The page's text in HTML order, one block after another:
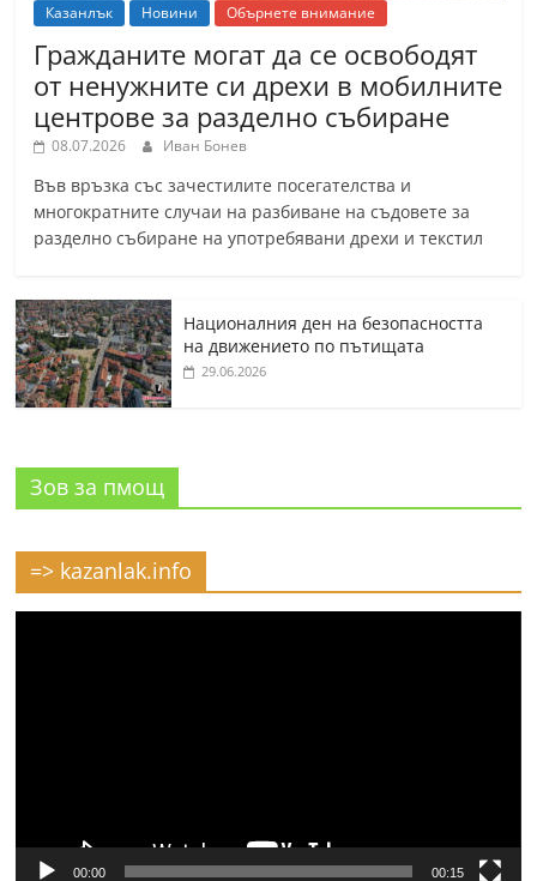
Казанлък Новини Обърнете внимание
Гражданите могат да се освободят
от ненужните си дрехи в мобилните
центрове за разделно събиране
08.07.2026 Иван Бонев
Във връзка със зачестилите посегателства и
многократните случаи на разбиване на съдовете за
разделно събиране на употребявани дрехи и текстил
Националния ден на безопасността
на движението по пътищата
29.06.2026
Зов за пмощ
=> kazanlak.info
00:00 00:15